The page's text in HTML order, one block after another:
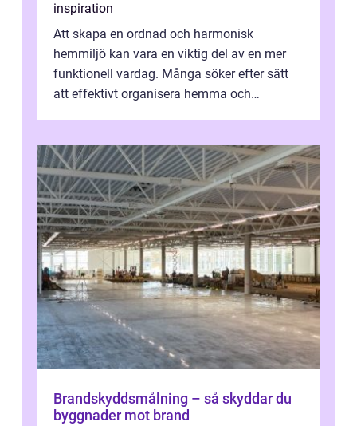
inspiration
Att skapa en ordnad och harmonisk
hemmiljö kan vara en viktig del av en mer
funktionell vardag. Många söker efter sätt
att effektivt organisera hemma och
Brandskyddsmålning – så skyddar du
byggnader mot brand